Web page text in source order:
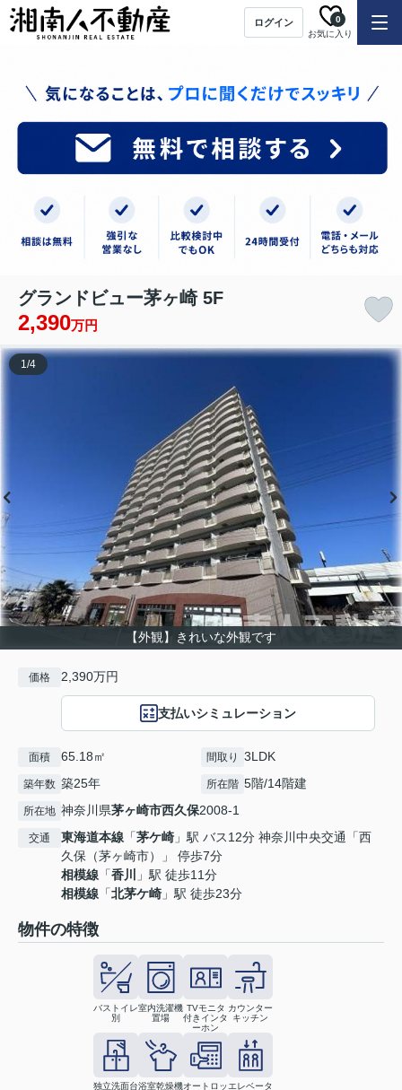
ログイン
お気に入り
0
グランドビュー茅ヶ崎 5F
2,390万円
【外観】きれいな外観です
1/4
価格 2,390万円
支払いシミュレーション
面積 65.18㎡ 間取り 3LDK
築年数 築25年 所在階 5階/14階建
所在地 神奈川県茅ヶ崎市西久保2008-1
交通 東海道本線 「茅ケ崎 」駅 バス12分 神奈川中央交通「西
久保（茅ヶ崎市）」 停歩7分
相模線 「香川
」駅 徒歩11分
相模線 「北茅ケ崎 」駅 徒歩23分
物件の特徴
バストイレ
別
室内洗濯機
置場
TVモニタ
付きインタ
ーホン
カウンター
キッチン
独立洗面台浴室乾燥機オートロッエレベータ